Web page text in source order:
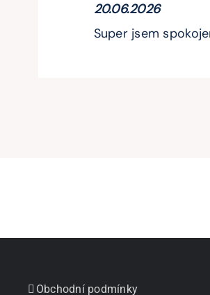
20.06.2026
Super jsem
Obchodní podmínky